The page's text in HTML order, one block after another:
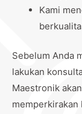
Kami
Sebelum Anda
lakukan
Maestronik
memperkirakan